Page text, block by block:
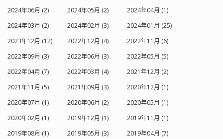
2024年06月 (2)
2024年05月 (2)
2024年04月 (1)
2024年03月 (2)
2024年02月 (3)
2024年01月 (25)
2023年12月 (12)
2022年12月 (4)
2022年11月 (6)
2022年09月 (3)
2022年06月 (3)
2022年05月 (5)
2022年04月 (7)
2022年03月 (4)
2021年12月 (2)
2021年11月 (5)
2021年09月 (3)
2020年12月 (1)
2020年07月 (1)
2020年06月 (2)
2020年05月 (1)
2020年02月 (1)
2019年12月 (1)
2019年11月 (1)
2019年08月 (1)
2019年05月 (3)
2019年04月 (7)